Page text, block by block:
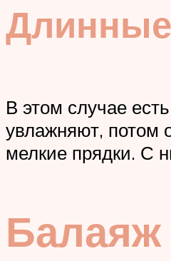
Длинные
В этом случае
увлажняют, потом
мелкие прядки. С
Балаяж